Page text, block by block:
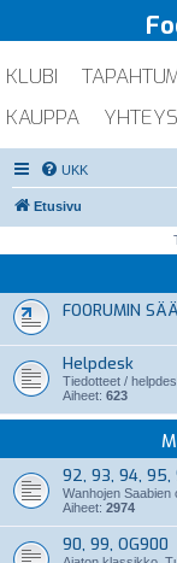
KLUBI
KAUPPA
UKK
Etusivu
FOORUMIN
Helpdesk
Tiedotteet /
Aiheet: 623
92, 93, 94, 95,
Wanhojen Saabien
Aiheet: 2974
90, 99, OG900